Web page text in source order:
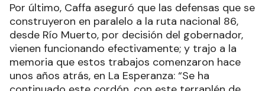
Por último, Caffa aseguró que las defensas que se
construyeron en paralelo a la ruta nacional 86,
desde Río Muerto, por decisión del gobernador,
vienen funcionando efectivamente; y trajo a la
memoria que estos trabajos comenzaron hace
unos años atrás, en La Esperanza: “Se ha